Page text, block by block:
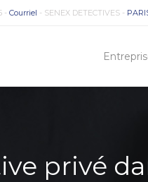
- Courriel - SENEX DETECTIVES -
privé